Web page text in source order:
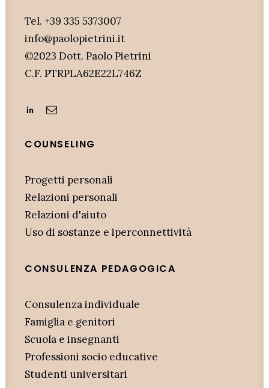
Tel. +39 335 5373007
info@paolopietrini.it
©2023 Dott. Paolo Pietrini
C.F. PTRPLA62E22L746Z
COUNSELING
Progetti personali
Relazioni personali
Relazioni d'aiuto
Uso di sostanze e iperconnettività
CONSULENZA PEDAGOGICA
Consulenza individuale
Famiglia e genitori
Scuola e insegnanti
Professioni socio educative
Studenti universitari